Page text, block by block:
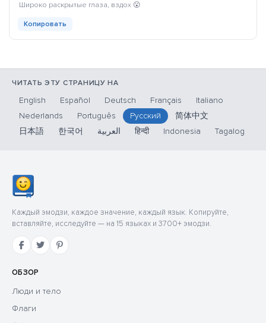
Широко раскрытые глаза, вздох 😮
Копировать
ЧИТАТЬ ЭТУ СТРАНИЦУ НА
English Español Deutsch Français
Italiano
Nederlands
Português Русский
简体中文
日本語
한국어 العربية हिन्दी Indonesia Tagalog
Каждый эмодзи, каждое значение, каждый язык. Копируйте,
вставляйте, исследуйте — на 15 языках и 3700+ эмодзи.
ОБЗОР
Люди и тело
Флаги